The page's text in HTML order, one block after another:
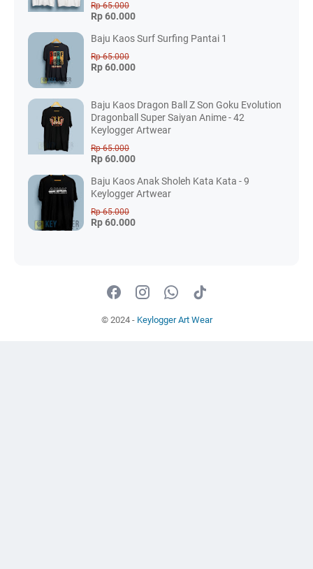
Rp 65.000
Rp 60.000
Baju Kaos Surf Surfing Pantai 1
Rp 65.000
Rp 60.000
Baju Kaos Dragon Ball Z Son Goku Evolution
Dragonball Super Saiyan Anime - 42
Keylogger Artwear
Rp 65.000
Rp 60.000
Baju Kaos Anak Sholeh Kata Kata - 9
Keylogger Artwear
Rp 65.000
Rp 60.000
© 2024 - Keylogger Art Wear